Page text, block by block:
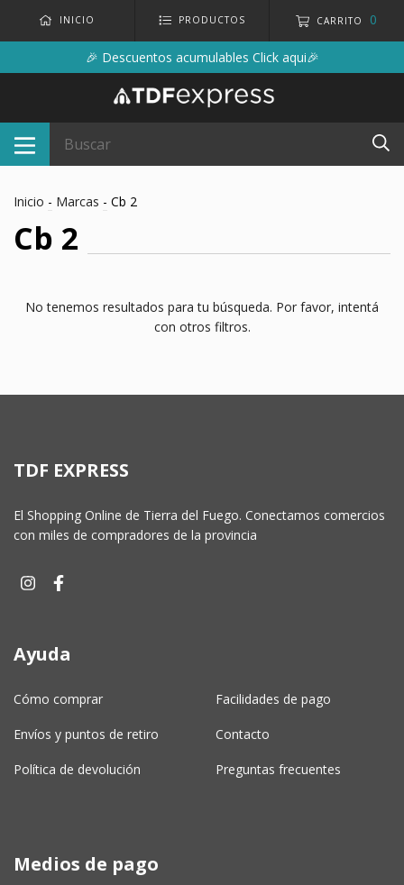
INICIO PRODUCTOS CARRITO 0
🎉 Descuentos acumulables Click aqui🎉
Inicio - Marcas - Cb 2
Cb 2
No tenemos resultados para tu búsqueda. Por favor, intentá
con otros filtros.
TDF EXPRESS
El Shopping Online de Tierra del Fuego. Conectamos comercios
con miles de compradores de la provincia
Ayuda
Cómo comprar Facilidades de pago
Envíos y puntos de retiro Contacto
Política de devolución Preguntas frecuentes
Medios de pago